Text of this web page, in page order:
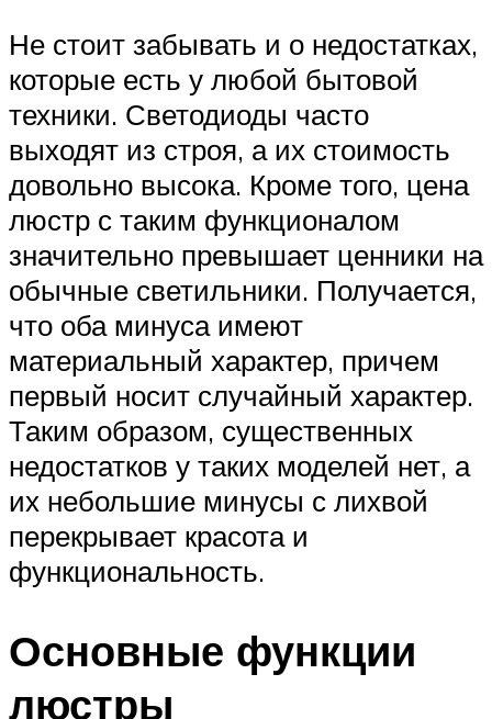
Не стоит забывать и о недостатках,
которые есть у любой бытовой
техники. Светодиоды часто
выходят из строя, а их стоимость
довольно высока. Кроме того, цена
люстр с таким функционалом
значительно превышает ценники на
обычные светильники. Получается,
что оба минуса имеют
материальный характер, причем
первый носит случайный характер.
Таким образом, существенных
недостатков у таких моделей нет, а
их небольшие минусы с лихвой
перекрывает красота и
функциональность.
Основные функции
люстры